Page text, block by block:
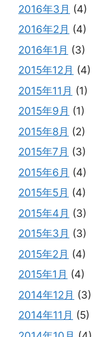
2016年3月 (4)
2016年2月 (4)
2016年1月 (3)
2015年12月 (4)
2015年11月 (1)
2015年9月 (1)
2015年8月 (2)
2015年7月 (3)
2015年6月 (4)
2015年5月 (4)
2015年4月 (3)
2015年3月 (3)
2015年2月 (4)
2015年1月 (4)
2014年12月 (3)
2014年11月 (5)